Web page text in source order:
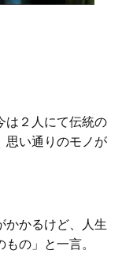
は２人にて伝統の
思い通りのモノが
かかるけど、人生
の」と一言。